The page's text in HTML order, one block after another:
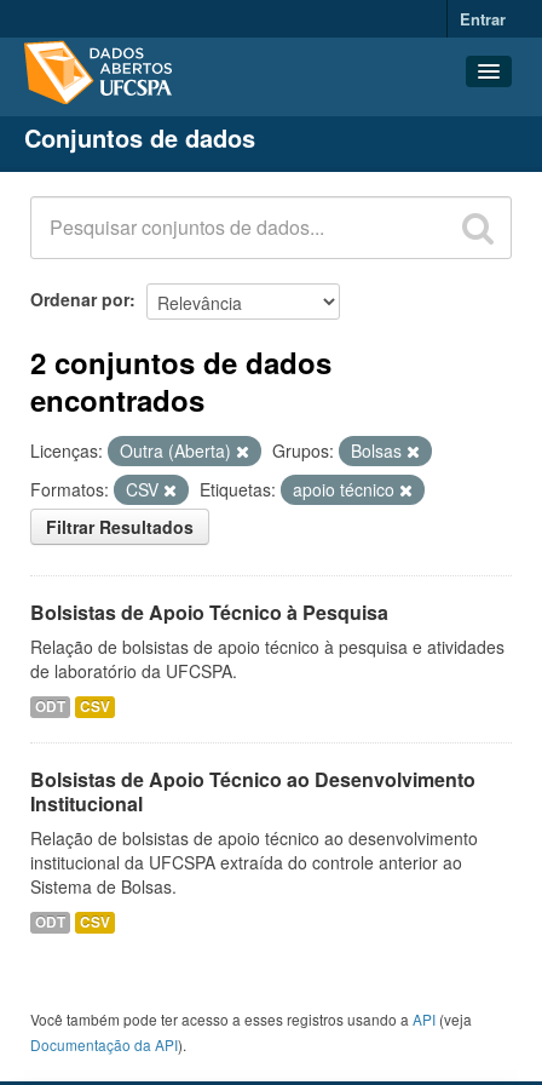
Entrar
Conjuntos de dados
Organizações
Grupos
Sobre
Conjuntos de dados
Ordenar por
2 conjuntos de dados
encontrados
Licenças: Outra (Aberta) Grupos:
Bolsas
Formatos:
CSV Etiquetas:
apoio técnico
Filtrar Resultados
Bolsistas de Apoio Técnico à Pesquisa
Relação de bolsistas de apoio técnico à pesquisa e atividades
de laboratório da UFCSPA.
ODT CSV
Bolsistas de Apoio Técnico ao Desenvolvimento
Institucional
Relação de bolsistas de apoio técnico ao desenvolvimento
institucional da UFCSPA extraída do controle anterior ao
Sistema de Bolsas.
ODT CSV
Você também pode ter acesso a esses registros usando a API (veja
Documentação da API).